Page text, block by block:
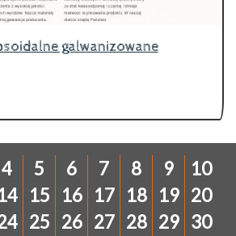
galwanizowane
4 5 6 7 8 9
10
15 16 17 18 19 20
25 26 27 28 29 30